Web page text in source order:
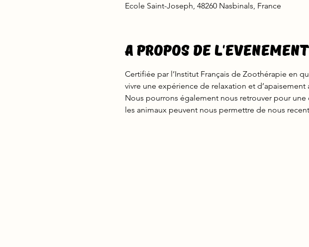
Ecole Saint-Joseph, 48260 Nasbinals, France
A propos de l'evenement
Certifiée par l’Institut Français de Zoothérapie en
vivre une expérience de relaxation et
Nous pourrons également nous retrouver pour
les animaux peuvent nous permettre de nous